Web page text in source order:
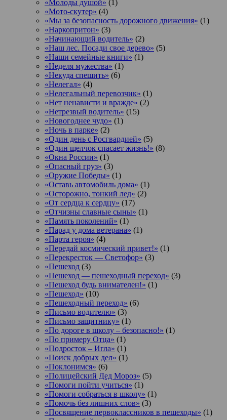
«Молоды душой» (1)
«Мото-скутер» (4)
«Мы за безопасность дорожного движения» (1)
«Наркопритон» (3)
«Начинающий водитель» (2)
«Наш лес. Посади свое дерево» (5)
«Наши семейные книги» (1)
«Неделя мужества» (1)
«Некуда спешить» (6)
«Нелегал» (4)
«Нелегальный перевозчик» (1)
«Нет ненависти и вражде» (2)
«Нетрезвый водитель» (15)
«Новогоднее чудо» (1)
«Ночь в парке» (2)
«Один день с Росгвардией» (5)
«Один щелчок спасает жизнь!» (8)
«Окна России» (1)
«Опасный груз» (3)
«Оружие Победы» (1)
«Оставь автомобиль дома» (1)
«Осторожно, тонкий лед» (2)
«От сердца к сердцу» (17)
«Отчизны славные сыны» (1)
«Память поколений» (1)
«Парад у дома ветерана» (1)
«Парта героя» (4)
«Передай космический привет!» (1)
«Перекресток — Светофор» (3)
«Пешеход (3)
«Пешеход — пешеходный переход» (3)
«Пешеход будь внимателен!» (1)
«Пешеход» (10)
«Пешеходный переход» (6)
«Письмо водителю» (3)
«Письмо защитнику» (1)
«По дороге в школу – безопасно!» (1)
«По примеру Отца» (1)
«Подросток ‒ Игла» (1)
«Поиск добрых дел» (1)
«Поклонимся» (6)
«Полицейский Дед Мороз» (5)
«Помоги пойти учиться» (1)
«Помоги собраться в школу» (1)
«Помочь без лишних слов» (3)
«Посвящение первоклассников в пешеходы» (1)